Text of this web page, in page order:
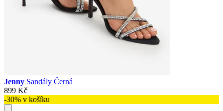
Jenny Sandály Černá
899 Kč
-30% v košíku